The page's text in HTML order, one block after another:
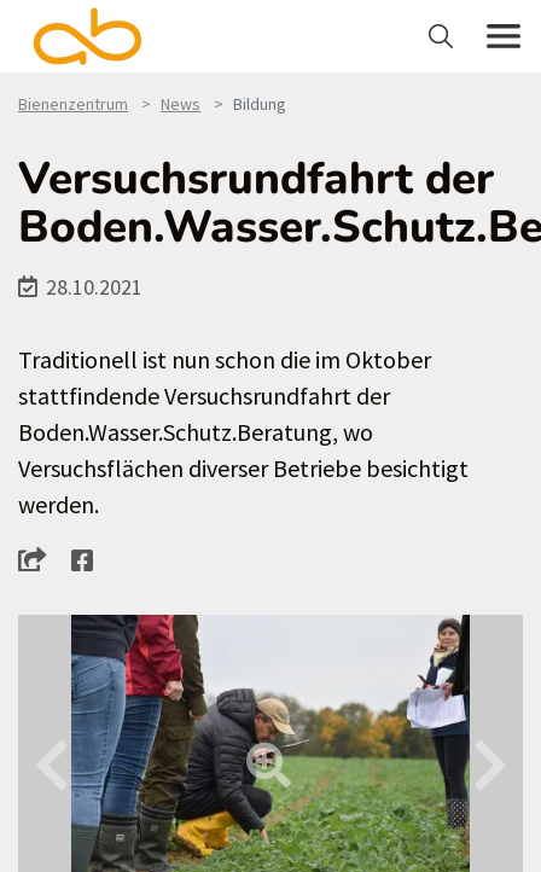
Bienenzentrum News Bildung
Versuchsrundfahrt der
28.10.2021
Traditionell ist nun schon die im Oktober
stattfindende Versuchsrundfahrt der
Boden.Wasser.Schutz.Beratung, wo
Versuchsflächen diverser Betriebe besichtigt
werden.